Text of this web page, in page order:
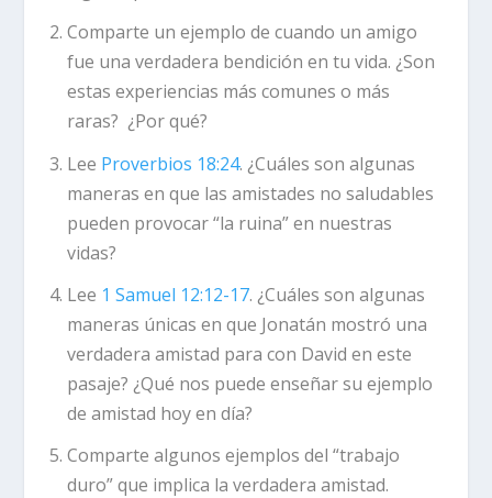
Comparte un ejemplo de cuando un amigo
fue una verdadera bendición en tu vida. ¿Son
estas experiencias más comunes o más
raras? ¿Por qué?
Lee Proverbios 18:24. ¿Cuáles son algunas
maneras en que las amistades no saludables
pueden provocar “la ruina” en nuestras
vidas?
Lee 1 Samuel 12:12-17. ¿Cuáles son algunas
maneras únicas en que Jonatán mostró una
verdadera amistad para con David en este
pasaje? ¿Qué nos puede enseñar su ejemplo
de amistad hoy en día?
Comparte algunos ejemplos del “trabajo
duro” que implica la verdadera amistad.